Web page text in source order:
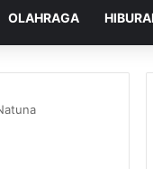
OLAHRAGA